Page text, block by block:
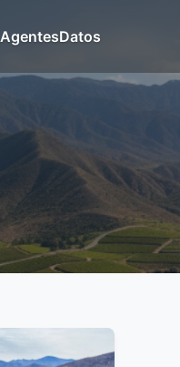
AgentesDatos